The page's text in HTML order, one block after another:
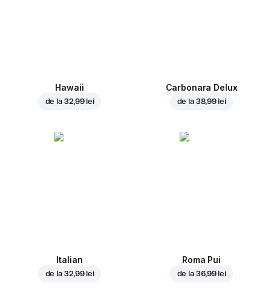
Hawaii
de la 32,99 lei
Carbonara Delux
de la 38,99 lei
Italian
de la 32,99 lei
Roma Pui
de la 36,99 lei